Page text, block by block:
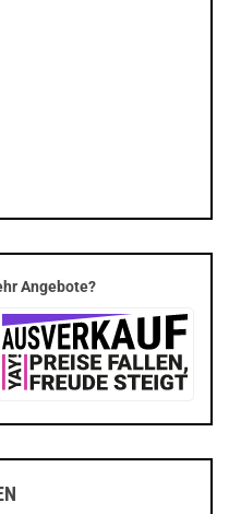
Angebote?